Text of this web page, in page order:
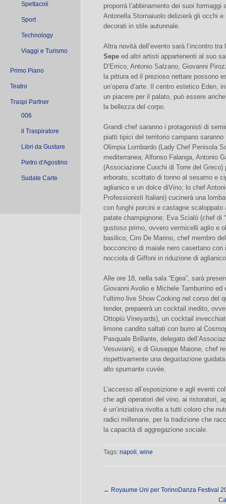
Spettacoli
Sport
Technology
Viaggi e Turismo
Primo Piano
Teatro
Traspi Partner
006
il Traspiratore
Libri da Gustare
Pietro d'Agostino
Sudate Carte
proporrà l’abbinamento dei suoi
Antonella Stornaiuolo delizierà gli occhi
decorati in stile autunnale.
Altra novità dell’evento sarà l’incontro
Sepe ed altri artisti appartenenti al suo
D’Errico, Antonio Salzano, Giovanni
la pittura ed il prezioso nettare possono
un’opera d’arte. Il centro estetico Eden,
un piacere per il palato, può essere
la bellezza del corpo.
Grandi chef saranno i protagonisti di
piatti tipici del territorio campano
Olimpia Lombardo (Lady Chef Penisola
mediterranea; Alfonso Falanga, Antonio
(Associazione Cuochi di Torre del
erborato, scottato di tonno al sesamo e
aglianico e un dolce diVino; lo chef
Professionisti Italiani) cucinerà una
con funghi porcini e castagne
patate champignone; Eva Scialò (chef di
gustoso primo, ovvero vermicelli aglio e
basilico; Ciro De Marino, chef membro
bocconcino di maiale nero casertano
nocciola di Giffoni in riduzione di
Alle ore 18, nella sala “Egea”, sarà
Giovanni Avolio e Michele Tamburrino
l’ultimo live Show Cooking nel corso del
tender, preparerà un cocktail inedito,
Ottopiù Vineyards), un cocktail
limone candito saltati con burro al
Pasquale Brillante, delegato
Vesuviani), e di Giuseppe Maione, chef
rispettivamente una degustazione
allo spumante cuvée.
L’accesso all’esposizione e agli eventi
che agli operatori del vino, ai ristoratori,
è un’iniziativa rivolta a tutti coloro che
radici millenarie, per la tradizione che
la capacità di aggregazione sociale.
Tags: napoli, wine
← Royaume Uni per TorinoDanza Festival